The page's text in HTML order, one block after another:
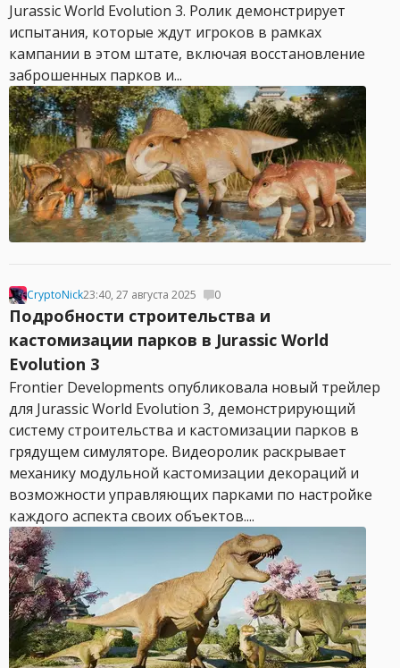
Jurassic World Evolution 3. Ролик демонстрирует
испытания, которые ждут игроков в рамках
кампании в этом штате, включая восстановление
заброшенных парков и...
CryptoNick23:40, 27 августа 2025 0
Подробности строительства и
кастомизации парков в Jurassic World
Evolution 3
Frontier Developments опубликовала новый трейлер
для Jurassic World Evolution 3, демонстрирующий
систему строительства и кастомизации парков в
грядущем симуляторе. Видеоролик раскрывает
механику модульной кастомизации декораций и
возможности управляющих парками по настройке
каждого аспекта своих объектов....